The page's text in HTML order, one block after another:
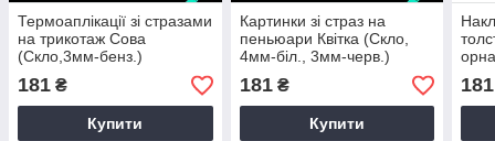
Термоаплікації зі стразами
на трикотаж Сова
(Скло,3мм-бенз.)
181 ₴
Купити
Картинки зі страз на
пеньюари Квітка (Скло,
4мм-біл., 3мм-черв.)
181₴
Купити
181